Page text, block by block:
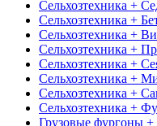
Сельхозтехника +
Сельхозтехника +
Сельхозтехника +
Сельхозтехника +
Сельхозтехника +
Сельхозтехника +
Сельхозтехника +
Сельхозтехника +
Грузовые фургоны +